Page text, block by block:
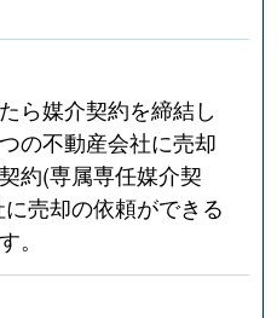
ら媒介契約を締結し
の不動産会社に売却
約(専属専任媒介契
売却の依頼ができる
。